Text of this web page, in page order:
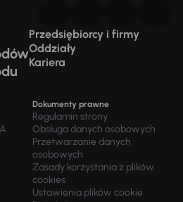
Przedsiębiorcy i firmy
Oddziały
Kariera
Dokumenty prawne
Regulamin strony
Obsługa danych osobowych
Przetwarzanie danych
osobowych
Zasady korzystania z plików
cookies
Ustawienia plików cookie